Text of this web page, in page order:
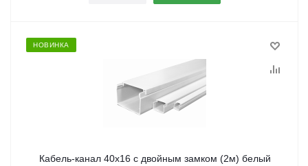
НОВИНКА
Кабель-канал 40х16 с двойным замком (2м) белый